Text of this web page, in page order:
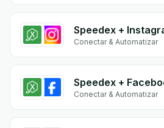
Speedex +
Conectar & Automatizar
Speedex +
Conectar & Automatizar